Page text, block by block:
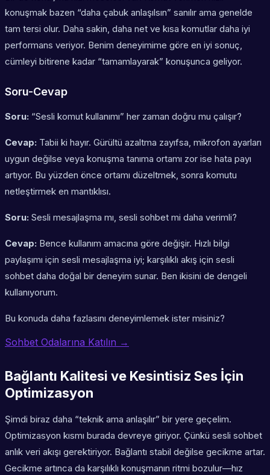
konuşmak bazen “daha çabuk anlaşılsın” sanılır ama genelde
tam tersi olur. Daha sakin, daha net ve kısa komutlar daha iyi
performans veriyor. Benim deneyimime göre en iyi sonuç,
cümleyi bitirene kadar “tamamlayarak” konuşunca geliyor.
Soru-Cevap
Soru: “Sesli komut kullanımı” her zaman doğru mu çalışır?
Cevap: Tabii ki hayır. Gürültü azaltma zayıfsa, mikrofon ayarları
uygun değilse veya konuşma tanıma ortamı zor ise hata payı
artıyor. Bu yüzden önce ortamı düzeltmek, sonra komutu
netleştirmek en mantıklısı.
Soru: Sesli mesajlaşma mı, sesli sohbet mi daha verimli?
Cevap: Bence kullanım amacına göre değişir. Hızlı bilgi
paylaşımı için sesli mesajlaşma iyi; karşılıklı akış için sesli
sohbet daha doğal bir deneyim sunar. Ben ikisini de dengeli
kullanıyorum.
Bu konuda daha fazlasını deneyimlemek ister misiniz?
Sohbet Odalarına Katılın →
Bağlantı Kalitesi ve Kesintisiz Ses İçin
Optimizasyon
Şimdi biraz daha “teknik ama anlaşılır” bir yere geçelim.
Optimizasyon kısmı burada devreye giriyor. Çünkü sesli sohbet
anlık veri akışı gerektiriyor. Bağlantı stabil değilse gecikme artar.
Gecikme artınca da karşılıklı konuşmanın ritmi bozulur—hız